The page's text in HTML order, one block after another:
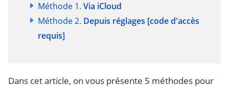
Méthode 1. Via iCloud
Méthode 2. Depuis réglages [code d'accès
requis]
Dans cet article, on vous présente 5 méthodes pour